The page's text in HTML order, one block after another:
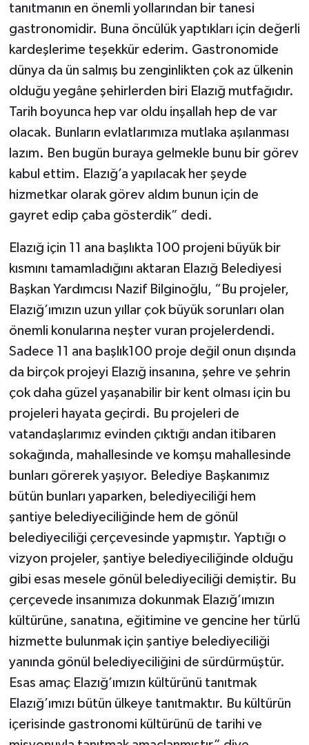
tanıtmanın en önemli yollarından bir tanesi
gastronomidir. Buna öncülük yaptıkları için değerli
kardeşlerime teşekkür ederim. Gastronomide
dünya da ün salmış bu zenginlikten çok az ülkenin
olduğu yegâne şehirlerden biri Elazığ mutfağıdır.
Tarih boyunca hep var oldu inşallah hep de var
olacak. Bunların evlatlarımıza mutlaka aşılanması
lazım. Ben bugün buraya gelmekle bunu bir görev
kabul ettim. Elazığ’a yapılacak her şeyde
hizmetkar olarak görev aldım bunun için de
gayret edip çaba gösterdik” dedi.
Elazığ için 11 ana başlıkta 100 projeni büyük bir
kısmını tamamladığını aktaran Elazığ Belediyesi
Başkan Yardımcısı Nazif Bilginoğlu, “Bu projeler,
Elazığ’ımızın uzun yıllar çok büyük sorunları olan
önemli konularına neşter vuran projelerdendi.
Sadece 11 ana başlık100 proje değil onun dışında
da birçok projeyi Elazığ insanına, şehre ve şehrin
çok daha güzel yaşanabilir bir kent olması için bu
projeleri hayata geçirdi. Bu projeleri de
vatandaşlarımız evinden çıktığı andan itibaren
sokağında, mahallesinde ve komşu mahallesinde
bunları görerek yaşıyor. Belediye Başkanımız
bütün bunları yaparken, belediyeciliği hem
şantiye belediyeciliğinde hem de gönül
belediyeciliği çerçevesinde yapmıştır. Yaptığı o
vizyon projeler, şantiye belediyeciliğinde olduğu
gibi esas mesele gönül belediyeciliği demiştir. Bu
çerçevede insanımıza dokunmak Elazığ’ımızın
kültürüne, sanatına, eğitimine ve gencine her türlü
hizmette bulunmak için şantiye belediyeciliği
yanında gönül belediyeciliğini de sürdürmüştür.
Esas amaç Elazığ’ımızın kültürünü tanıtmak
Elazığ’ımızı bütün ülkeye tanıtmaktır. Bu kültürün
içerisinde gastronomi kültürünü de tarihi ve